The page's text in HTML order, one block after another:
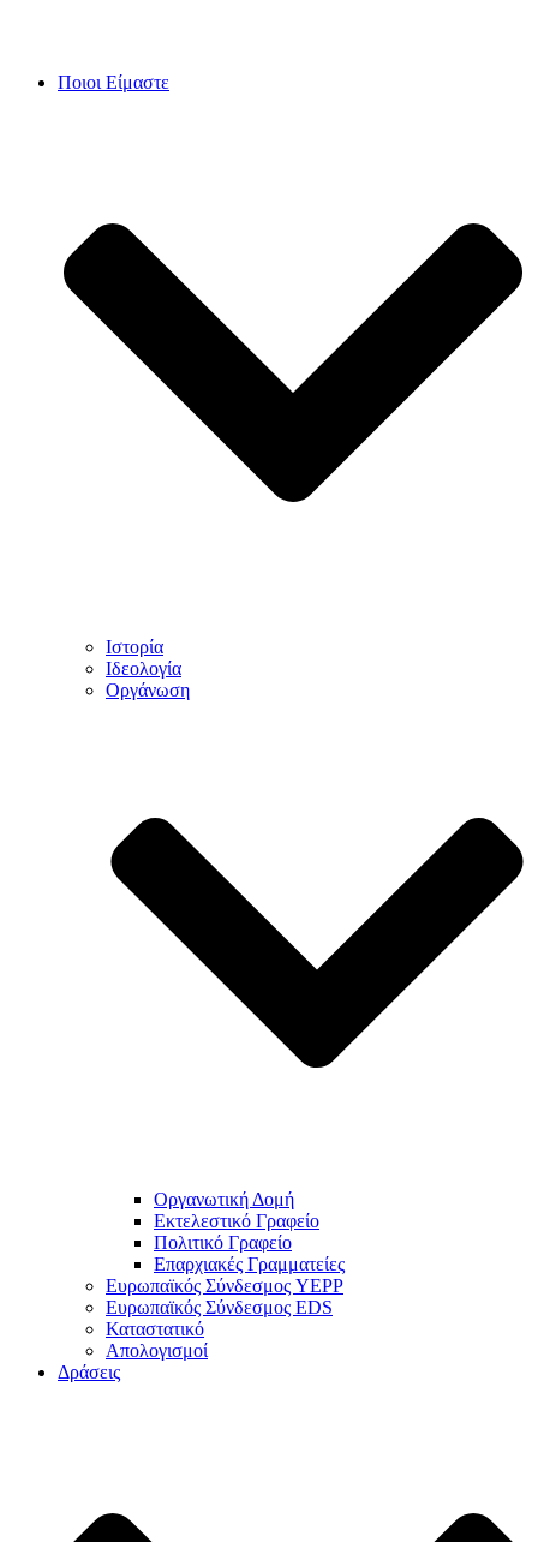
Ποιοι Είμαστε
Ιστορία
Ιδεολογία
Οργάνωση
Οργανωτική Δομή
Εκτελεστικό Γραφείο
Πολιτικό Γραφείο
Επαρχιακές Γραμματείες
Ευρωπαϊκός Σύνδεσμος YEPP
Ευρωπαϊκός Σύνδεσμος EDS
Καταστατικό
Απολογισμοί
Δράσεις